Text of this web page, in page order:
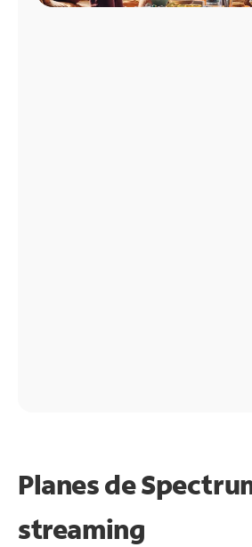
Planes de
streaming